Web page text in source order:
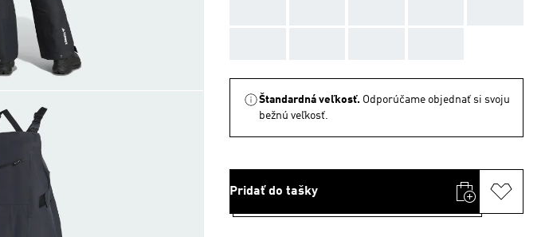
Štandardná veľkosť. Odporúčame objednať si svoju
bežnú veľkosť.
Pridať do tašky